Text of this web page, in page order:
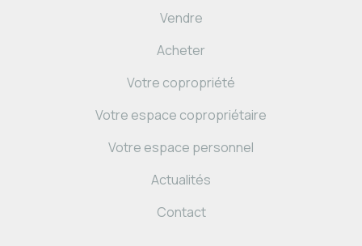
Vendre
Acheter
Votre copropriété
Votre espace copropriétaire
Votre espace personnel
Actualités
Contact